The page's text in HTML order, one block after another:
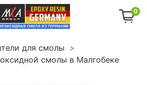
0
для смолы
смолы в Малгобеке